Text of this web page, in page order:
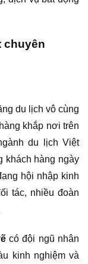
chuyên
du lịch vô cùng
khắp nơi trên
du lịch Việt
khách hàng ngày
hội nhập kinh
tác, nhiều đoàn
có đội ngũ nhân
kinh nghiệm và